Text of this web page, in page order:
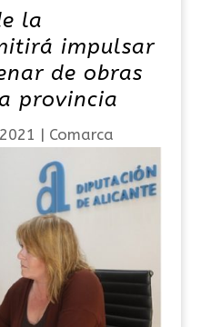
la
impulsar
de obras
provincia
| Comarca